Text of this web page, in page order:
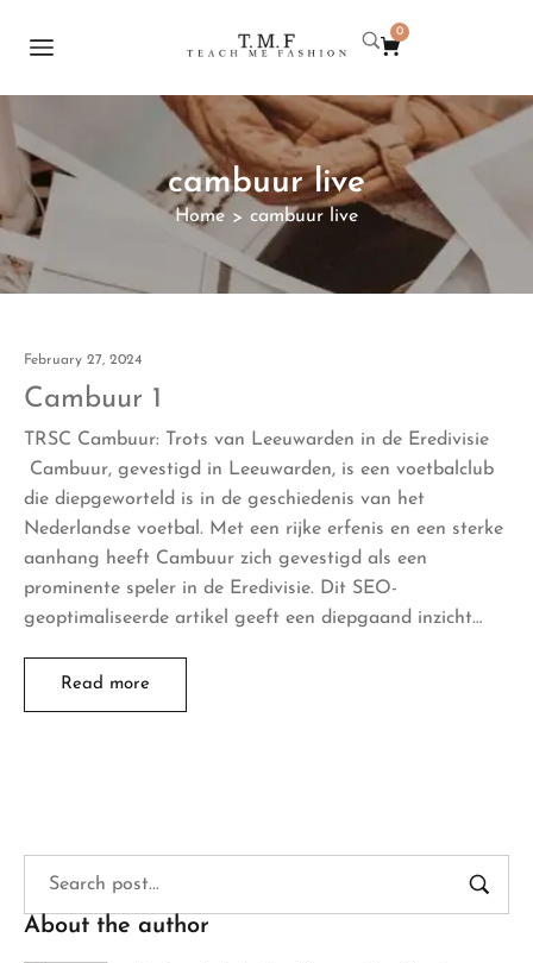
0
cambuur live
Home > cambuur live
February 27, 2024
Cambuur 1
TRSC Cambuur: Trots van Leeuwarden in de Eredivisie
Cambuur, gevestigd in Leeuwarden, is een voetbalclub
die diepgeworteld is in de geschiedenis van het
Nederlandse voetbal. Met een rijke erfenis en een sterke
aanhang heeft Cambuur zich gevestigd als een
prominente speler in de Eredivisie. Dit SEO-
geoptimaliseerde artikel geeft een diepgaand inzicht…
Read more
About the author